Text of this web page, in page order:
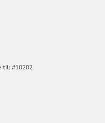
til: #10202